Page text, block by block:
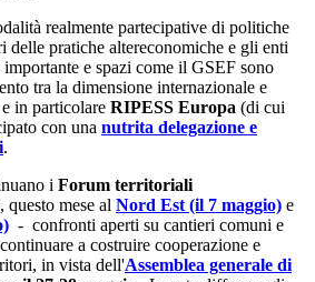
realmente partecipative di politiche
delle pratiche altereconomiche e gli enti
e spazi come il GSEF sono
tra la dimensione internazionale e
e in particolare RIPESS Europa (di cui
con una nutrita delegazione e
.
i Forum territoriali
, questo mese al Nord Est (il 7 maggio) e
- confronti aperti su cantieri comuni e
a costruire cooperazione e
in vista dell'Assemblea generale di